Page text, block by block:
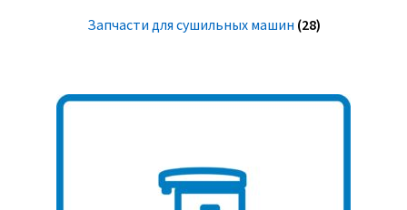
Запчасти для сушильных машин (28)